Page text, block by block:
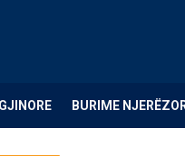
BURIME